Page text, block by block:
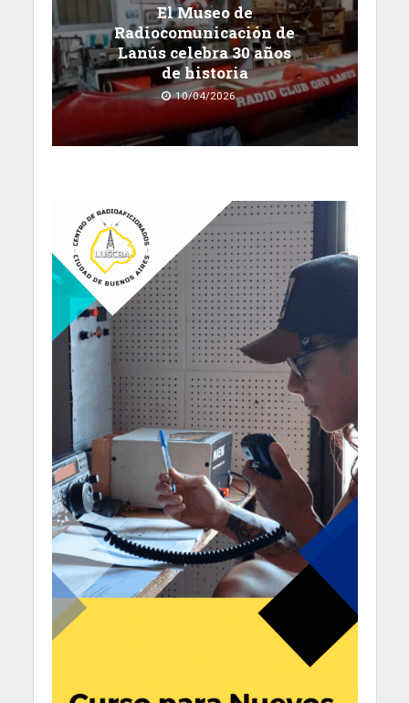
El Museo de
Radiocomunicación de
Lanús celebra 30 años
de historia
10/04/2026